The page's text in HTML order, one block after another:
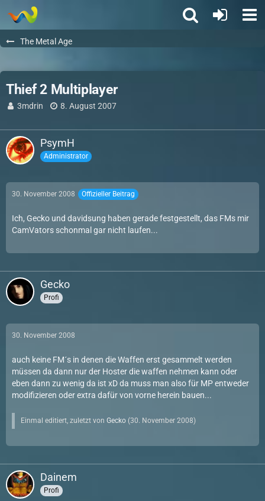
The Metal Age
Thief 2 Multiplayer
3mdrin 8. August 2007
PsymH
Administrator
30. November 2008 Offizieller Beitrag
Ich, Gecko und davidsung haben gerade festgestellt, das FMs mir
CamVators schonmal gar nicht laufen...
Gecko
Profi
30. November 2008
auch keine FM´s in denen die Waffen erst gesammelt werden
müssen da dann nur der Hoster die waffen nehmen kann oder
eben dann zu wenig da ist xD da muss man also für MP entweder
modifizieren oder extra dafür von vorne herein bauen...
Einmal editiert, zuletzt von Gecko (30. November 2008)
Dainem
Profi